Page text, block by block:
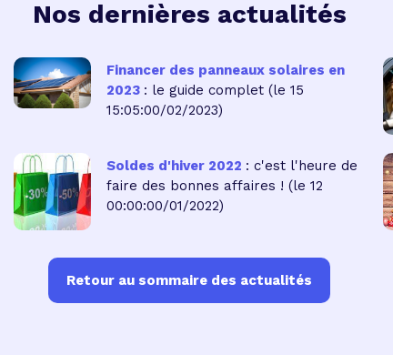
Nos dernières actualités
Financer des panneaux solaires en
2023 : le guide complet (le 15
15:05:00/02/2023)
Soldes d'hiver 2022 : c'est l'heure de
faire des bonnes affaires ! (le 12
00:00:00/01/2022)
Retour au sommaire des actualités